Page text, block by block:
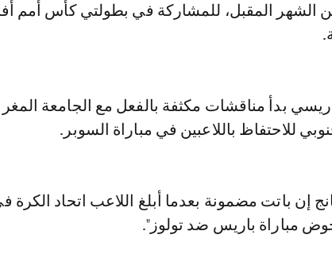
الشهر المقبل، للمشاركة في بطولتي كأس أمم
بدأ مناقشات مكثفة بالفعل مع الجامعة
للاحتفاظ باللاعبين في مباراة السوبر.
إن باتت مضمونة بعدما أبلغ اللاعب اتحاد الكرة
مباراة باريس ضد تولوز".